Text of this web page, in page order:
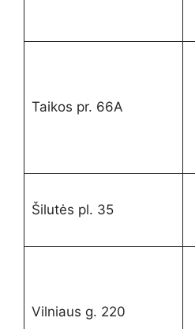
Taikos pr. 66A
Šilutės pl. 35
Vilniaus g. 220